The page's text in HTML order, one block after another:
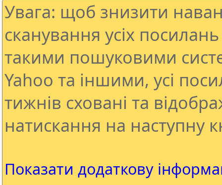
Увага: щоб знизити
сканування усіх
такими пошуковими
Yahoo та іншими, усі
тижнів сховані та
натискання на наступну
Показати додаткову